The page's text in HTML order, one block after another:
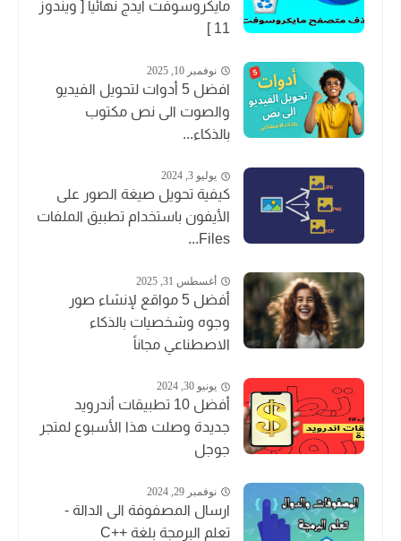
مايكروسوفت ايدج نهائياً [ ويندوز
11 ]
نوفمبر 10, 2025
افضل 5 أدوات لتحويل الفيديو
والصوت الى نص مكتوب
بالذكاء...
يوليو 3, 2024
كيفية تحويل صيغة الصور على
الأيفون باستخدام تطبيق الملفات
Files...
أغسطس 31, 2025
أفضل 5 مواقع لإنشاء صور
وجوه وشخصيات بالذكاء
الاصطناعي مجاناً
يونيو 30, 2024
أفضل 10 تطبيقات أندرويد
جديدة وصلت هذا الأسبوع لمتجر
جوجل
نوفمبر 29, 2024
ارسال المصفوفة الى الدالة -
تعلم البرمجة بلغة ++C